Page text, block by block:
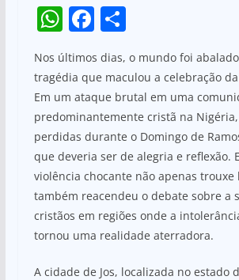
W
h
at
s
A
p
p
F
a
c
e
b
o
o
k
S
ar
e
Nos últimos dias, o mundo foi
tragédia que maculou a celebração
Em um ataque brutal em uma
predominantemente cristã na
perdidas durante o Domingo de
que deveria ser de alegria e reflexão.
violência chocante não apenas trouxe
também reacendeu o debate sobre a
cristãos em regiões onde a
tornou uma realidade aterradora.
A cidade de Jos, localizada no estado